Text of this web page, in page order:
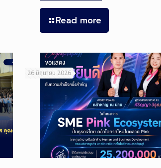
Read more
26 มิถุนายน 2026